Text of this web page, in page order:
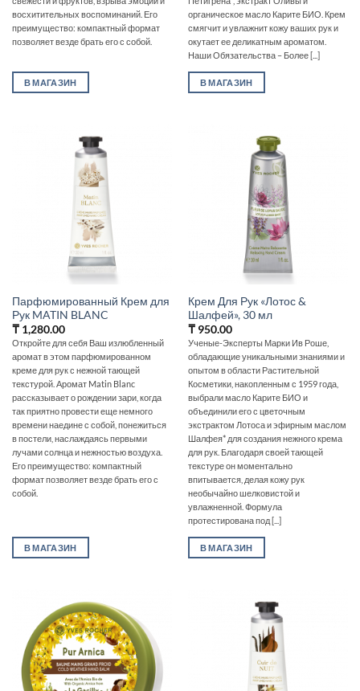
восхитительных воспоминаний. Его
преимущество: компактный формат
позволяет везде брать его с собой.
В МАГАЗИН
органическое масло Карите БИО. Крем
смягчит и увлажнит кожу ваших рук и
окутает ее деликатным ароматом.
Наши Обязательства – Более [...]
В МАГАЗИН
Парфюмированный Крем для
Рук MATIN BLANC
₸1,280.00
Откройте для себя Ваш излюбленный
аромат в этом парфюмированном
креме для рук с нежной тающей
текстурой. Аромат Matin Blanc
рассказывает о рождении зари, когда
так приятно провести еще немного
времени наедине с собой, понежиться
в постели, наслаждаясь первыми
лучами солнца и нежностью воздуха.
Его преимущество: компактный
формат позволяет везде брать его с
собой.
В МАГАЗИН
Крем Для Рук «Лотос &
Шалфей», 30 мл
₸950.00
Ученые-Эксперты Марки Ив Роше,
обладающие уникальными знаниями и
опытом в области Растительной
Косметики, накопленным с 1959 года,
выбрали масло Карите БИО и
объединили его с цветочным
экстрактом Лотоса и эфирным маслом
Шалфея* для создания нежного крема
для рук. Благодаря своей тающей
текстуре он моментально
впитывается, делая кожу рук
необычайно шелковистой и
увлажненной. Формула
протестирована под [...]
В МАГАЗИН